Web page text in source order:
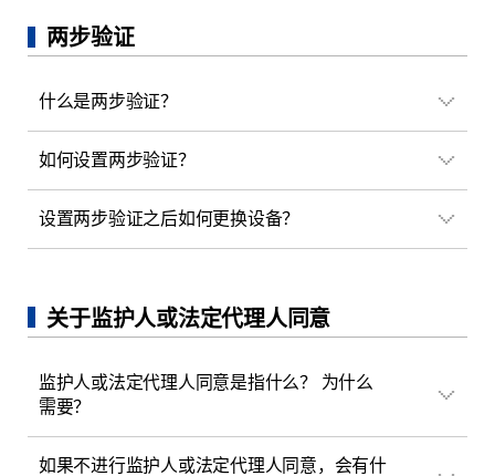
两步验证
什么是两步验证？
如何设置两步验证？
设置两步验证之后如何更换设备？
关于监护人或法定代理人同意
监护人或法定代理人同意是指什么？ 为什么
需要？
如果不进行监护人或法定代理人同意，会有什